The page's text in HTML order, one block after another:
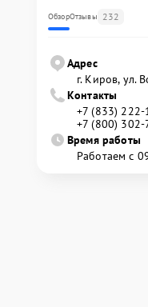
ОбзорОтзывы 232
Адрес
г. Киров, ул.
Контакты
+7 (833)
+7 (800)
Время работы
Работаем с